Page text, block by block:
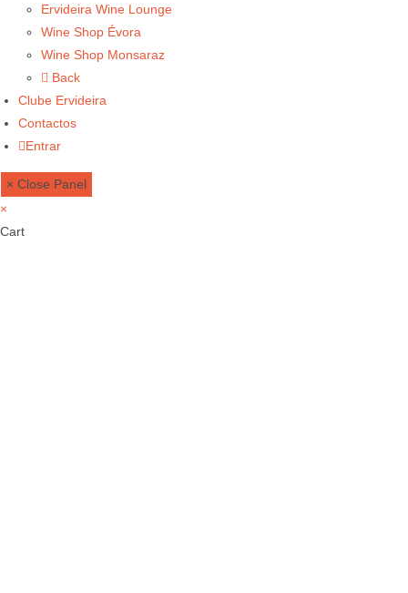
Ervideira Wine Lounge
Wine Shop Évora
Wine Shop Monsaraz
Back
Clube Ervideira
Contactos
Entrar
× Close Panel
×
Cart